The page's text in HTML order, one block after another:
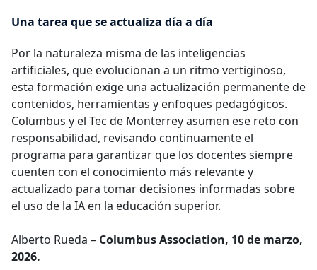
Una tarea que se actualiza día a día
Por la naturaleza misma de las inteligencias
artificiales, que evolucionan a un ritmo vertiginoso,
esta formación exige una actualización permanente de
contenidos, herramientas y enfoques pedagógicos.
Columbus y el Tec de Monterrey asumen ese reto con
responsabilidad, revisando continuamente el
programa para garantizar que los docentes siempre
cuenten con el conocimiento más relevante y
actualizado para tomar decisiones informadas sobre
el uso de la IA en la educación superior.
Alberto Rueda – Columbus Association, 10 de marzo,
2026.